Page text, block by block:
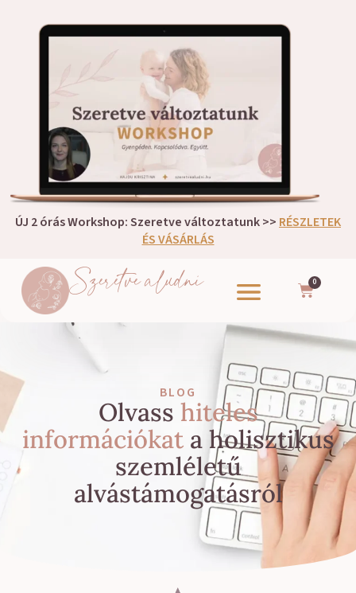
ÚJ 2 órás Workshop: Szeretve változtatunk >> RÉSZLETEK
ÉS VÁSÁRLÁS
Szeretve aludni 0
BLOG
Olvass hiteles
információkata holisztikus
szemléletű
alvástámogatásról